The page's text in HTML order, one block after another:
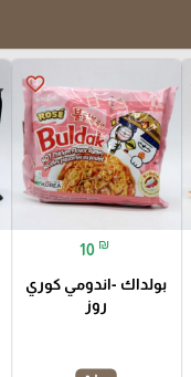
favorite_border
10 ₪
بولداك -اندومي كوري
روز